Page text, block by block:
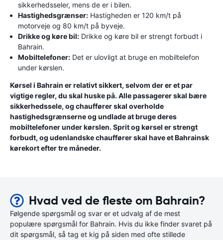
sikkerhedsseler, mens de er i bilen.
Hastighedsgrænser: Hastigheden er 120 km/t på
motorveje og 80 km/t på byveje.
Drikke og køre bil: Drikke og køre bil er strengt forbudt i
Bahrain.
Mobiltelefoner: Det er ulovligt at bruge en mobiltelefon
under kørslen.
Kørsel i Bahrain er relativt sikkert, selvom der er et par
vigtige regler, du skal huske på. Alle passagerer skal bære
sikkerhedssele, og chauffører skal overholde
hastighedsgrænserne og undlade at bruge deres
mobiltelefoner under kørslen. Sprit og kørsel er strengt
forbudt, og udenlandske chauffører skal have et Bahrainsk
kørekort efter tre måneder.
Hvad ved de fleste om Bahrain?
Følgende spørgsmål og svar er et udvalg af de mest
populære spørgsmål for Bahrain. Hvis du ikke finder svaret på
dit spørgsmål, så tag et kig på siden med ofte stillede